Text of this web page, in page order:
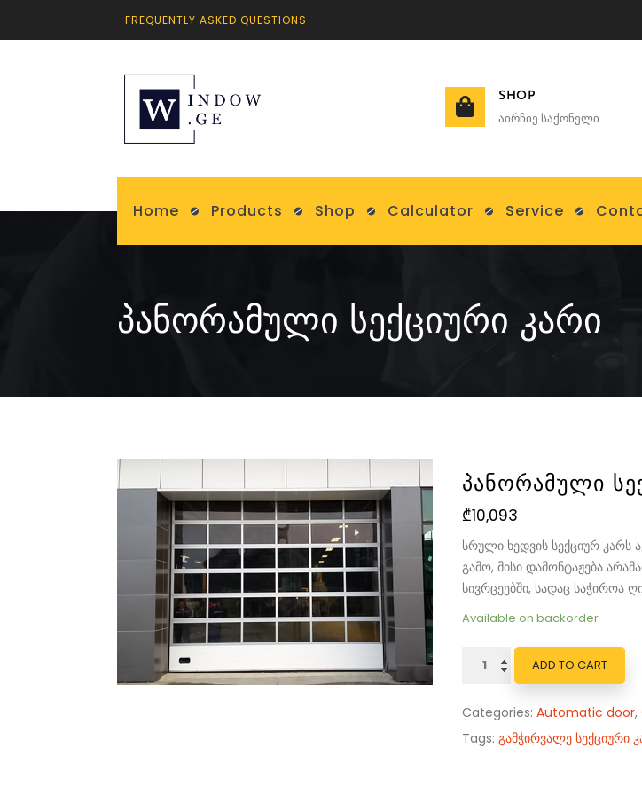
FREQUENTLY ASKED QUESTIONS
SHOP
აირჩიე საქონელი
Home Products Shop Calculator Service
ᲞᲐᲜᲝᲠᲐᲛᲣᲚᲘ ᲡᲔᲥᲪᲘᲣᲠᲘ ᲙᲐᲠᲘ
ᲞᲐᲜᲝᲠᲐᲛᲣᲚᲘ
₾10,093
სრული ხედვის სექციურ კარს
გამო, მისი დამონტაჟება
სივრცეებში, სადაც საჭიროა
Available on backorder
რაოდენობა:
პანორამული
კარი
ADD TO CART
Categories: Automatic door,
Tags: გამჭირვალე სექციური